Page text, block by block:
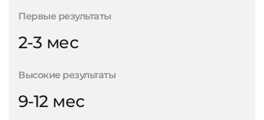
Первые результаты
2-3 мес
Высокие результаты
9-12 мес